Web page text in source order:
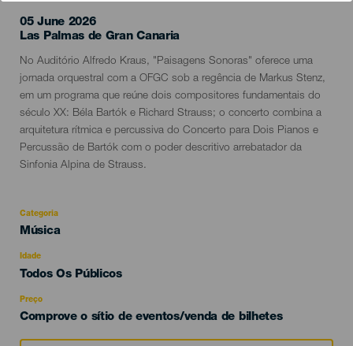
05 June 2026
Localidad
Las Palmas de Gran Canaria
Descripción
del
evento
No Auditório Alfredo Kraus, "Paisagens Sonoras" oferece uma
jornada orquestral com a OFGC sob a regência de Markus Stenz,
em um programa que reúne dois compositores fundamentais do
século XX: Béla Bartók e Richard Strauss; o concerto combina a
arquitetura rítmica e percussiva do Concerto para Dois Pianos e
Percussão de Bartók com o poder descritivo arrebatador da
Sinfonia Alpina de Strauss.
Categoria
Categoría
evento
Música
Idade
Edad
Todos Os Públicos
Preço
Comprove o sítio de eventos/venda de bilhetes